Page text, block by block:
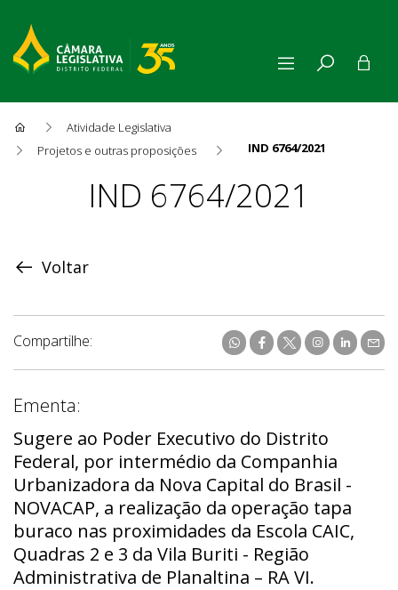
Atividade Legislativa
Projetos e outras proposições
IND 6764/2021
ProposiçãoIND 6764/2021
Voltar
Compartilhe:
Ementa:
Sugere ao Poder Executivo do Distrito
Federal, por intermédio da Companhia
Urbanizadora da Nova Capital do Brasil -
NOVACAP, a realização da operação tapa
buraco nas proximidades da Escola CAIC,
Quadras 2 e 3 da Vila Buriti - Região
Administrativa de Planaltina – RA VI.